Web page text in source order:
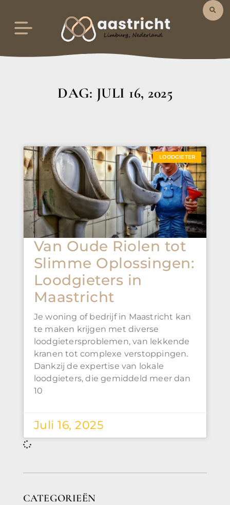
DAG: JULI 16, 2025
CATEGORIEËN
LOODGIETER
Van Oude Riolen tot
Slimme Oplossingen:
Loodgieters in
Maastricht
Je woning of bedrijf in Maastricht kan
te maken krijgen met diverse
loodgietersproblemen, van lekkende
kranen tot complexe verstoppingen.
Dankzij de expertise van lokale
loodgieters, die gemiddeld meer dan
10
Juli 16, 2025